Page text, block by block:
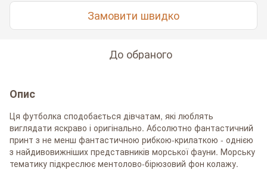
Замовити швидко
До обраного
Опис
Ця футболка сподобається дівчатам, які люблять
виглядати яскраво і оригінально. Абсолютно фантастичний
принт з не менш фантастичною рибкою-крилаткою - однією
з найдивовижніших представників морської фауни. Морську
тематику підкреслює ментолово-бірюзовий фон колажу.